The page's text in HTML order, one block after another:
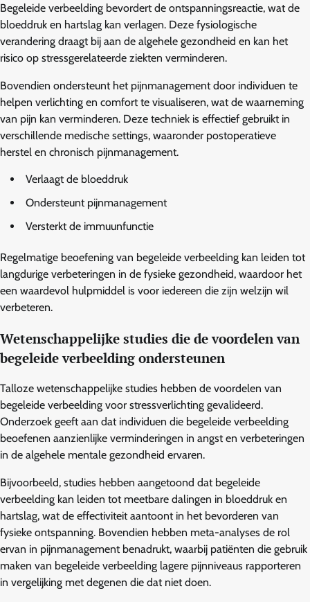
Begeleide verbeelding bevordert de ontspanningsreactie, wat de
bloeddruk en hartslag kan verlagen. Deze fysiologische
verandering draagt bij aan de algehele gezondheid en kan het
risico op stressgerelateerde ziekten verminderen.
Bovendien ondersteunt het pijnmanagement door individuen te
helpen verlichting en comfort te visualiseren, wat de waarneming
van pijn kan verminderen. Deze techniek is effectief gebruikt in
verschillende medische settings, waaronder postoperatieve
herstel en chronisch pijnmanagement.
Verlaagt de bloeddruk
Ondersteunt pijnmanagement
Versterkt de immuunfunctie
Regelmatige beoefening van begeleide verbeelding kan leiden tot
langdurige verbeteringen in de fysieke gezondheid, waardoor het
een waardevol hulpmiddel is voor iedereen die zijn welzijn wil
verbeteren.
Wetenschappelijke studies die de voordelen van
begeleide verbeelding ondersteunen
Talloze wetenschappelijke studies hebben de voordelen van
begeleide verbeelding voor stressverlichting gevalideerd.
Onderzoek geeft aan dat individuen die begeleide verbeelding
beoefenen aanzienlijke verminderingen in angst en verbeteringen
in de algehele mentale gezondheid ervaren.
Bijvoorbeeld, studies hebben aangetoond dat begeleide
verbeelding kan leiden tot meetbare dalingen in bloeddruk en
hartslag, wat de effectiviteit aantoont in het bevorderen van
fysieke ontspanning. Bovendien hebben meta-analyses de rol
ervan in pijnmanagement benadrukt, waarbij patiënten die gebruik
maken van begeleide verbeelding lagere pijnniveaus rapporteren
in vergelijking met degenen die dat niet doen.